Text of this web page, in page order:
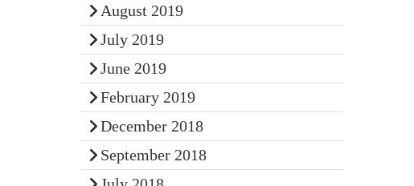
August 2019
July 2019
June 2019
February 2019
December 2018
September 2018